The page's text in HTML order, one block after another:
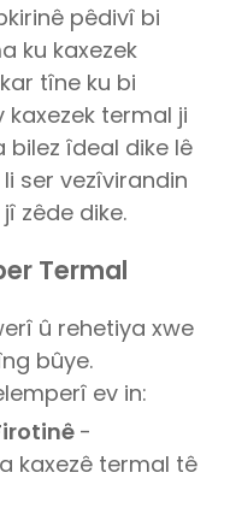
pêdivî bi
ku kaxezek
tîne ku bi
kaxezek termal ji
îdeal dike lê
ser vezîvirandin
zêde dike.
Termal
û rehetiya xwe
bûye.
ev in:
-
kaxezê termal tê